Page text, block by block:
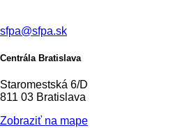
sfpa@sfpa.sk
Centrála Bratislava
Staromestská 6/D
811 03 Bratislava
Zobraziť na mape